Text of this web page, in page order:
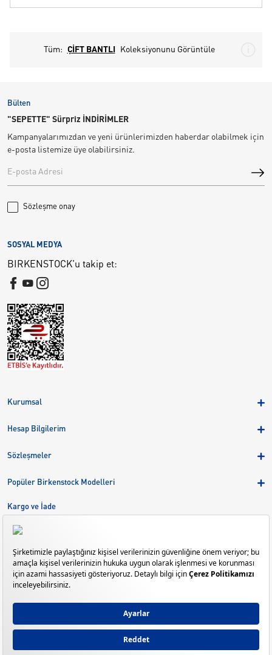
Tüm: ÇİFT BANTLI Koleksiyonunu Görüntüle
Bülten
"SEPETTE" Sürpriz İNDİRİMLER
Kampanyalarımızdan ve yeni ürünlerimizden haberdar olabilmek için
e-posta listemize üye olabilirsiniz.
Sözleşme onay
Kurumsal
Birkenstock Group
Kariyer
Hesap Bilgilerim
Sipariş Takibi
Sözleşmeler
Kargo ve İade
Çerez Tercihlerini Yönetin
Popüler Birkenstock Modelleri
Gizeh
Mayari
Madrid
Kargo ve İade
Bize Ulaşın
SOSYAL MEDYA
BIRKENSTOCK'u takip et: